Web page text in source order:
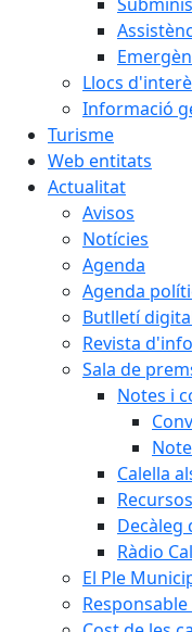
Llocs
Informació
Turisme
Web entitats
Actualitat
Avisos
Notícies
Agenda
Agenda
Butlletí
Revista
Sala de
Notes i
Calella
Decàleg
Ràdio
El Ple